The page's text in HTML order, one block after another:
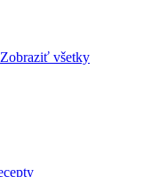
Zobraziť všetky